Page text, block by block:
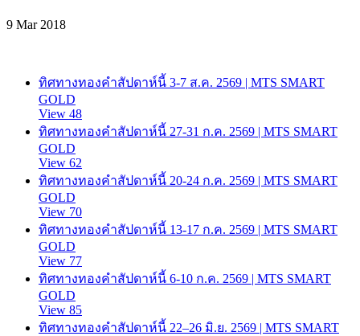
9 Mar 2018
ทิศทางทองคำสัปดาห์นี้ 3-7 ส.ค. 2569 | MTS SMART
GOLD
View 48
ทิศทางทองคำสัปดาห์นี้ 27-31 ก.ค. 2569 | MTS SMART
GOLD
View 62
ทิศทางทองคำสัปดาห์นี้ 20-24 ก.ค. 2569 | MTS SMART
GOLD
View 70
ทิศทางทองคำสัปดาห์นี้ 13-17 ก.ค. 2569 | MTS SMART
GOLD
View 77
ทิศทางทองคำสัปดาห์นี้ 6-10 ก.ค. 2569 | MTS SMART
GOLD
View 85
ทิศทางทองคำสัปดาห์นี้ 22–26 มิ.ย. 2569 | MTS SMART